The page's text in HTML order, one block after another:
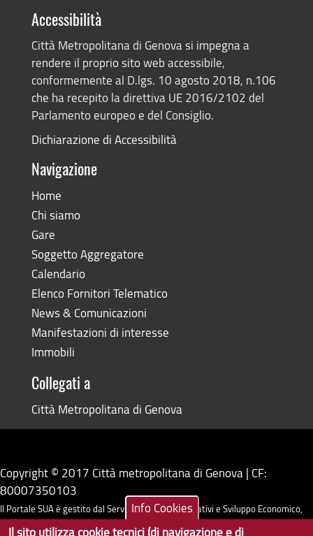
Accessibilità
Città Metropolitana di Genova si impegna a
rendere il proprio sito web accessibile,
conformemente al D.lgs. 10 agosto 2018, n.106
che ha recepito la direttiva UE 2016/2102 del
Parlamento europeo e del Consiglio.
Dichiarazione di Accessibilità
Navigazione
Home
Chi siamo
Gare
Soggetto Aggregatore
Calendario
Elenco Fornitori Telematico
News & Comunicazioni
Manifestazioni di interesse
Immobili
Collegati a
Città Metropolitana di Genova
Copyright © 2017 Città metropolitana di Genova | CF:
80007350103
Il Portale SUA è gestito dal Servizio Sistemi Informativi e Sviluppo Economico,
GenovaMetropoli
Info Cookies
Il sito utilizza cookie tecnici (di navigazione e di